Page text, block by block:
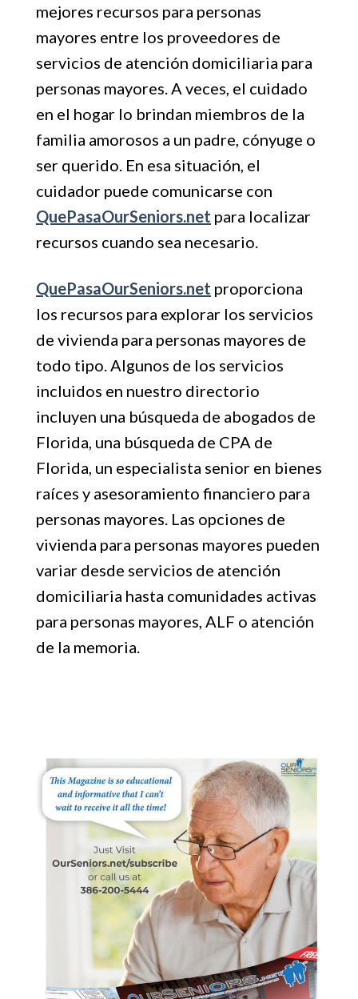
mejores recursos para personas
mayores entre los proveedores de
servicios de atención domiciliaria para
personas mayores. A veces, el cuidado
en el hogar lo brindan miembros de la
familia amorosos a un padre, cónyuge o
ser querido. En esa situación, el
cuidador puede comunicarse con
QuePasaOurSeniors.net para localizar
recursos cuando sea necesario.
QuePasaOurSeniors.net proporciona
los recursos para explorar los servicios
de vivienda para personas mayores de
todo tipo. Algunos de los servicios
incluidos en nuestro directorio
incluyen una búsqueda de abogados de
Florida, una búsqueda de CPA de
Florida, un especialista senior en bienes
raíces y asesoramiento financiero para
personas mayores. Las opciones de
vivienda para personas mayores pueden
variar desde servicios de atención
domiciliaria hasta comunidades activas
para personas mayores, ALF o atención
de la memoria.